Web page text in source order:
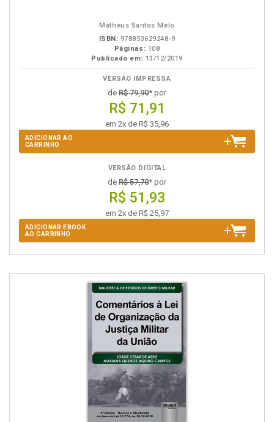
Matheus Santos Melo
ISBN: 978853629248-9
Páginas: 108
Publicado em: 13/12/2019
VERSÃO IMPRESSA
de R$ 79,90* por
R$ 71,91
em 2x de R$ 35,96
ADICIONAR AO
CARRINHO
VERSÃO DIGITAL
de R$ 57,70* por
R$ 51,93
em 2x de R$ 25,97
ADICIONAR EBOOK
AO CARRINHO